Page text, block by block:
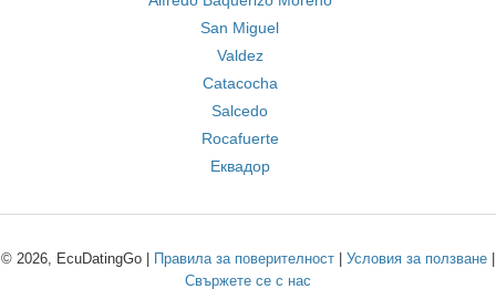
San Miguel
Valdez
Catacocha
Salcedo
Rocafuerte
Еквадор
© 2026, EcuDatingGo | Правила за поверителност Условия за ползване
Свържете се с нас